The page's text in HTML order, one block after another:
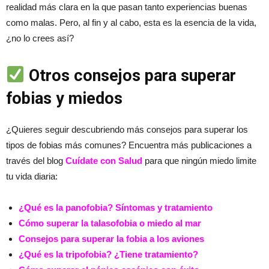
realidad más clara en la que pasan tanto experiencias buenas
como malas. Pero, al fin y al cabo, esta es la esencia de la vida,
¿no lo crees así?
Otros consejos para superar
fobias y miedos
¿Quieres seguir descubriendo más consejos para superar los
tipos de fobias más comunes? Encuentra más publicaciones a
través del blog Cuídate con Salud para que ningún miedo limite
tu vida diaria:
¿Qué es la panofobia? Síntomas y tratamiento
Cómo superar la talasofobia o miedo al mar
Consejos para superar la fobia a los aviones
¿Qué es la tripofobia? ¿Tiene tratamiento?